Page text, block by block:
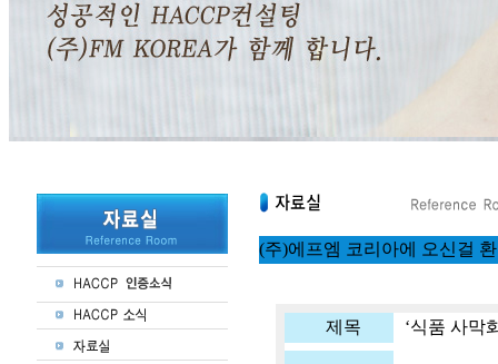
(주)에프엠 코리아에 오신걸
제목 ‘식품 사막